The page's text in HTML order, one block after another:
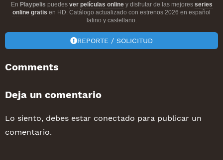
En Playpelis puedes ver películas onliney disfrutar de las mejores series
online gratis en HD. Catálogo actualizado con estrenos 2026 en español
latino y castellano.
REPORTE / SOLICITUD
Comments
Deja un comentario
Lo siento, debes estar conectado para publicar un
comentario.